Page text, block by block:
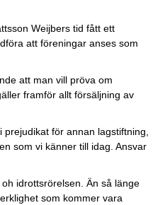
Weijbers tid fått ett
att föreningar anses som
att man vill pröva om
framför allt försäljning av
för annan lagstiftning,
som vi känner till idag. Ansvar
idrottsrörelsen. Än så länge
som kommer vara